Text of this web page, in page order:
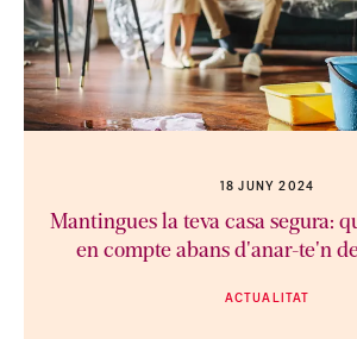
18 JUNY 2024
Mantingues la teva casa segura:
en compte abans d'anar-te'n
ACTUALITAT